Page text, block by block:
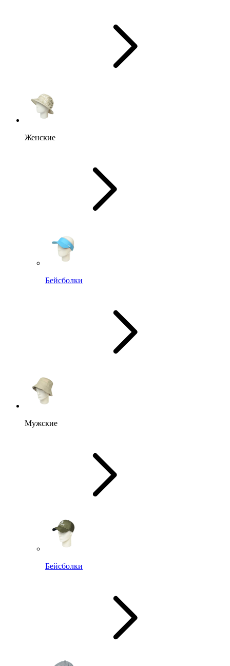
Женские
Бейсболки
Мужские
Бейсболки